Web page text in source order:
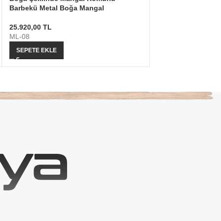
Barbekü Metal Boğa Mangal
25.920,00 TL
ML-08
SEPETE EKLE